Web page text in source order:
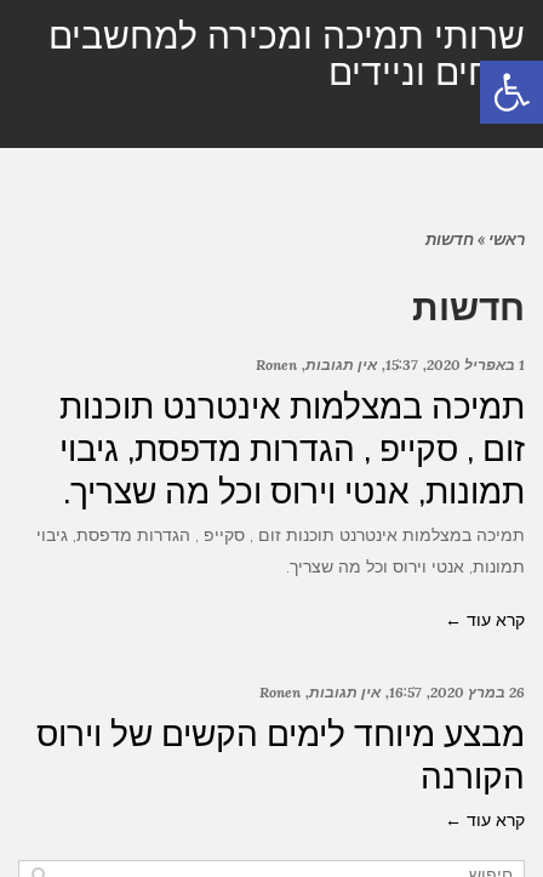
פתח סרגל נגישות
שרותי תמיכה ומכירה למחשבים
נייחים וניידים
ראשי »חדשות
חדשות
1 באפריל 2020 15:37 אין תגובות Ronen
תמיכה במצלמות אינטרנט תוכנות
זום , סקייפ , הגדרות מדפסת, גיבוי
תמונות, אנטי וירוס וכל מה שצריך.
תמיכה במצלמות אינטרנט תוכנות זום , סקייפ , הגדרות מדפסת, גיבוי
תמונות, אנטי וירוס וכל מה שצריך.
קרא עוד ←
26 במרץ 2020 16:57 אין תגובות Ronen
מבצע מיוחד לימים הקשים של וירוס
הקורנה
קרא עוד ←